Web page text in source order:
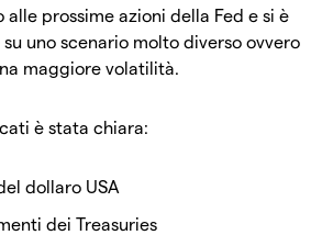
prossime azioni della Fed e si è
uno scenario molto diverso ovvero
maggiore volatilità.
è stata chiara:
dollaro USA
dei Treasuries